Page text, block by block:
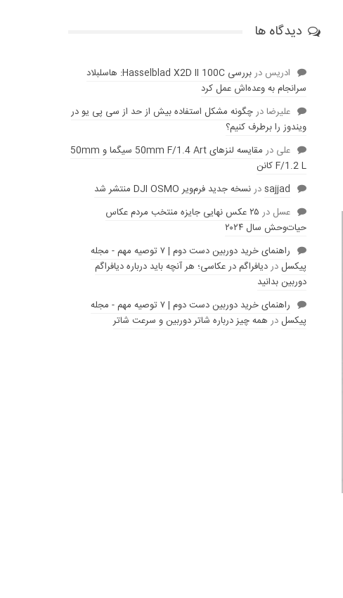
دیدگاه ها
ادریس در
بررسی Hasselblad X2D II 100C: هاسلبلاد
سرانجام به وعده‌‌اش عمل کرد
عليرضادرچگونه مشکل استفاده بیش از حد از سی پی یو در
ویندوز را برطرف کنیم؟
علی در
مقایسه لنز‌های 50mm F/1.4 Art سیگما و 50mm
F/1.2 L کانن
sajjadدرنسخه جدید فرم‌ویر DJI OSMO منتشر شد
عسل در
۲۵ عکس نهایی جایزه منتخب مردم عکاس
حیات‌وحش سال ۲۰۲۴
راهنمای خرید دوربین دست دوم | ۷ توصیه مهم - مجله
پیکسلدردیافراگم در عکاسی؛ هر آنچه باید درباره دیافراگم
دوربین بدانید
راهنمای خرید دوربین دست دوم | ۷ توصیه مهم - مجله
پیکسلدر همه چیز درباره شاتر دوربین و سرعت شاتر